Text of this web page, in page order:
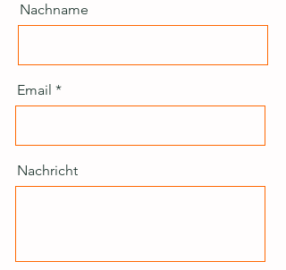
Nachname
Email
Nachricht